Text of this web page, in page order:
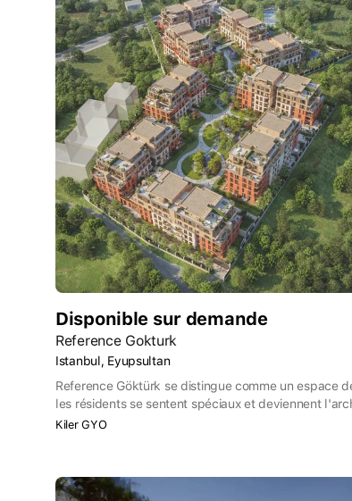
Disponible sur demande
Reference Gokturk
Istanbul, Eyupsultan
Reference Göktürk se distingue comme un espace
les résidents se sentent spéciaux et deviennent
de leur bonheur. En effet, chaque détail du complexe
Kiler GYO